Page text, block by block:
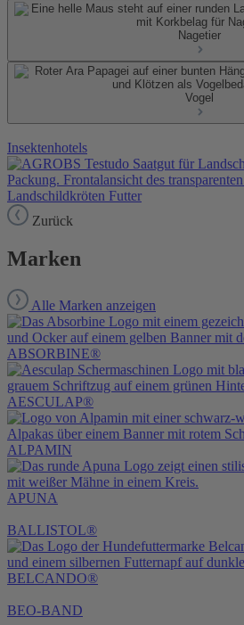
Nagetier
Vogel
Insektenhotels
Landschildkröten Futter
Zurück
Marken
Alle Marken anzeigen
ABSORBINE®
AESCULAP®
ALPAMIN
APUNA
BALLISTOL®
BELCANDO®
BEO-BAND